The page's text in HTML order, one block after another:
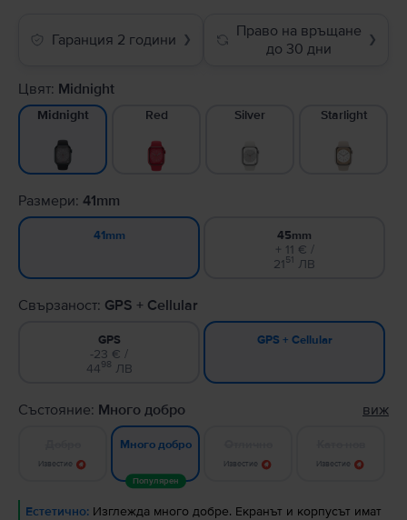
Гаранция 2 години ❯
Право на връщане
до 30 дни
❯
Цвят: Midnight
Midnight Red Silver Starlight
Размери: 41mm
41mm 45mm
+ 11 € /
2151 ЛВ
Свързаност: GPS + Cellular
GPS
-23 € /
4498 ЛВ
GPS + Cellular
Състояние: Много добро виж
Известие
Много добро
Популярен
Известие Известие
Естетично: Изглежда много добре. Екранът и корпусът имат